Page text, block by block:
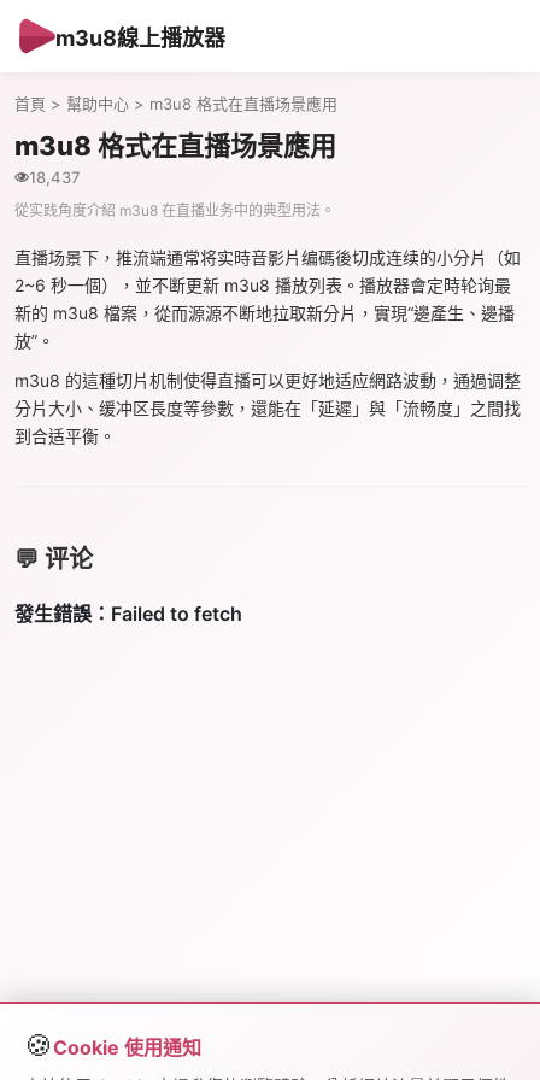
m3u8線上播放器
首頁 > 幫助中心 > m3u8 格式在直播场景應用
m3u8 格式在直播场景應用
18,437
從实践角度介紹 m3u8 在直播业务中的典型用法。
直播场景下，推流端通常将实時音影片编碼後切成连续的小分片（如
2~6 秒一個），並不断更新 m3u8 播放列表。播放器會定時轮询最
新的 m3u8 檔案，從而源源不断地拉取新分片，實現“邊產生、邊播
放”。
m3u8 的這種切片机制使得直播可以更好地适应網路波動，通過调整
分片大小、缓冲区長度等參數，還能在「延遲」與「流畅度」之間找
到合适平衡。
💬 评论
🍪Cookie 使用通知